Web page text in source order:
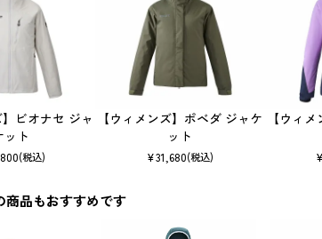
】ビオナセ ジャ
ット
(税込)
【ウィメンズ】ポベダ ジャケ
ット
¥31,680(税込)
【ウィ
商品もおすすめです